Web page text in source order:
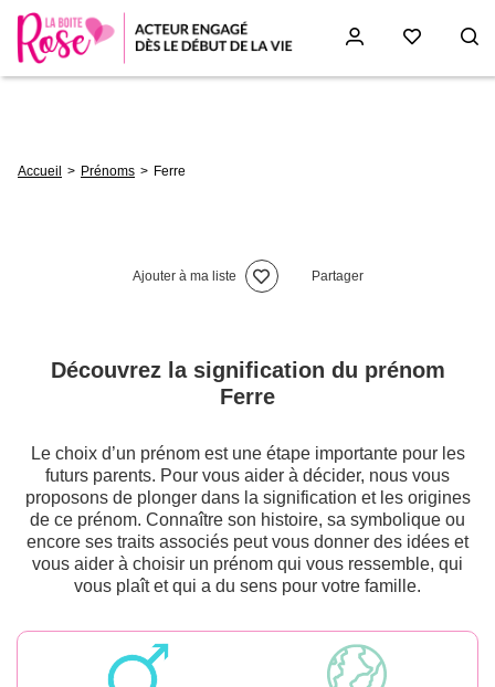
d'Ariane
Accueil Prénoms Ferre
Ajouter à ma liste Partager
Découvrez la signification du prénom
Ferre
Le choix d’un prénom est une étape importante pour les
futurs parents. Pour vous aider à décider, nous vous
proposons de plonger dans la signification et les origines
de ce prénom. Connaître son histoire, sa symbolique ou
encore ses traits associés peut vous donner des idées et
vous aider à choisir un prénom qui vous ressemble, qui
vous plaît et qui a du sens pour votre famille.